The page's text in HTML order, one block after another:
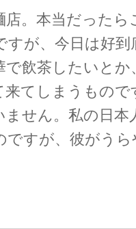
。本当だったら
すが、今日は好
で飲茶したいとか
来てしまうもの
せん。私の日本
ですが、彼がう